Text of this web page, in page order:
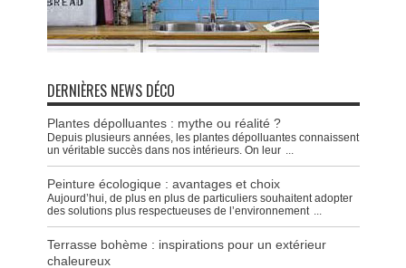
DERNIÈRES NEWS DÉCO
Plantes dépolluantes : mythe ou réalité ?
Depuis plusieurs années, les plantes dépolluantes connaissent
un véritable succès dans nos intérieurs. On leur ...
Peinture écologique : avantages et choix
Aujourd’hui, de plus en plus de particuliers souhaitent adopter
des solutions plus respectueuses de l’environnement ...
Terrasse bohème : inspirations pour un extérieur
chaleureux